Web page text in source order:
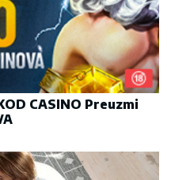
CASINO Preuzmi